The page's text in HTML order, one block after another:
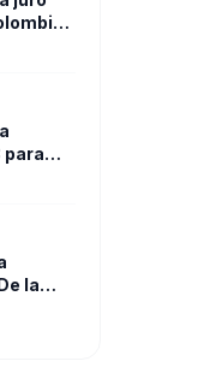
para
la